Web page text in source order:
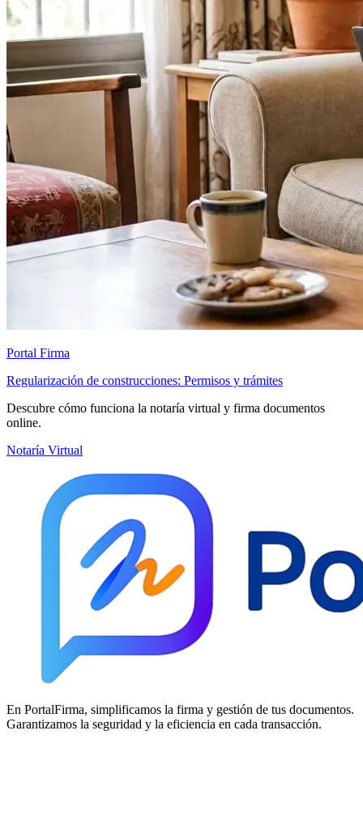
Portal Firma
Regularización de construcciones: Permisos y trámites
Descubre cómo funciona la notaría virtual y firma documentos
online.
Notaría Virtual
En PortalFirma, simplificamos la firma y gestión de tus documentos.
Garantizamos la seguridad y la eficiencia en cada transacción.